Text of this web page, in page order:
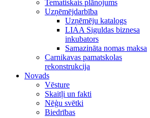
Tematiskais plānojums
Uzņēmējdarbība
Uzņēmēju katalogs
LIAA Siguldas biznesa
inkubators
Samazināta nomas maksa
Carnikavas pamatskolas
rekonstrukcija
Novads
Vēsture
Skaitļi un fakti
Nēģu svētki
Biedrības